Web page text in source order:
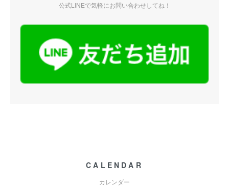
公式LINEで気軽にお問い合わせしてね！
CALENDAR
カレンダー